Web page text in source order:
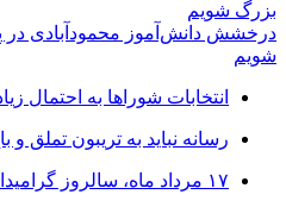
درخشش دانش‌آموز محمودآبادی در
شویم
انتخابات شوراها به احتمال
رسانه نباید به تریبون تملق و
۱۷ مرداد ماه، سالروز گرامیداشت راویان حقیقت گرامی باد